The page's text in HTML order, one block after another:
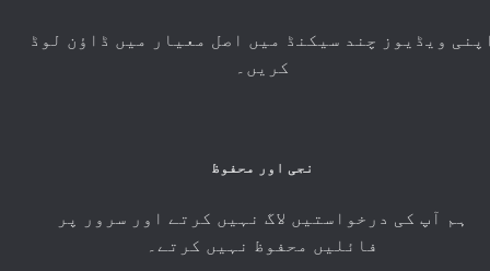
ویڈیوز چند سیکنڈ میں اصل معیار میں ڈاؤن لوڈ
کریں۔
نجی اور محفوظ
ہم آپ کی درخواستیں لاگ نہیں کرتے اور سرور پر
فائلیں محفوظ نہیں کرتے۔